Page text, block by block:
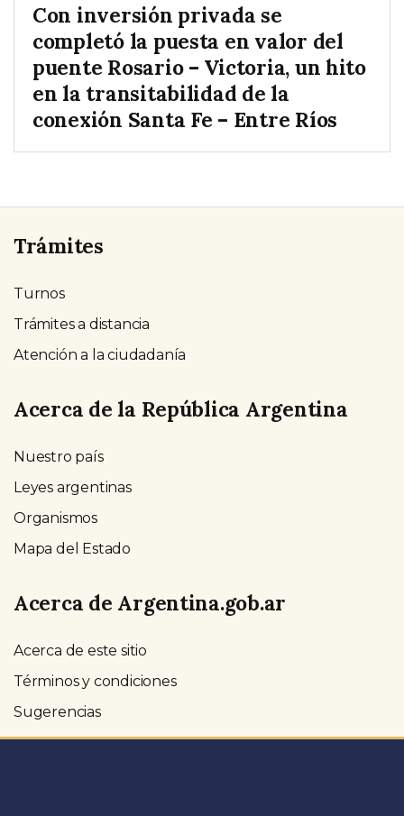
Con inversión privada se
completó la puesta en valor del
puente Rosario – Victoria, un hito
en la transitabilidad de la
conexión Santa Fe – Entre Ríos
Trámites
Turnos
Trámites a distancia
Atención a la ciudadanía
Acerca de la República Argentina
Nuestro país
Leyes argentinas
Organismos
Mapa del Estado
Acerca de Argentina.gob.ar
Acerca de este sitio
Términos y condiciones
Sugerencias